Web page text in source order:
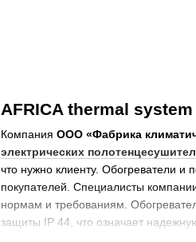
AFRICA thermal
Компания ООО «Фабрика
электрических
что нужно клиенту. Обогреватели и
покупателей. Специалисты
нормам и требованиям.
защиты IP 44, что означает